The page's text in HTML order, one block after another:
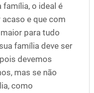
família, o ideal é
e que com
para tudo
família deve ser
devemos
mas se não
como